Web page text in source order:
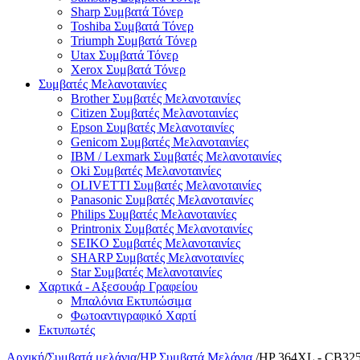
Sharp Συμβατά Τόνερ
Toshiba Συμβατά Τόνερ
Triumph Συμβατά Τόνερ
Utax Συμβατά Τόνερ
Xerox Συμβατά Τόνερ
Συμβατές Μελανοταινίες
Brother Συμβατές Μελανοταινίες
Citizen Συμβατές Μελανοταινίες
Epson Συμβατές Μελανοταινίες
Genicom Συμβατές Μελανοταινίες
IBM / Lexmark Συμβατές Μελανοταινίες
Oki Συμβατές Μελανοταινίες
OLIVETTI Συμβατές Μελανοταινίες
Panasonic Συμβατές Μελανοταινίες
Philips Συμβατές Μελανοταινίες
Printronix Συμβατές Μελανοταινίες
SEIKO Συμβατές Μελανοταινίες
SHARP Συμβατές Μελανοταινίες
Star Συμβατές Μελανοταινίες
Χαρτικά - Αξεσουάρ Γραφείου
Μπαλόνια Εκτυπώσιμα
Φωτοαντιγραφικό Χαρτί
Εκτυπωτές
Αρχική/Συμβατά μελάνια/HP Συμβατά Μελάνια /HP 364XL -